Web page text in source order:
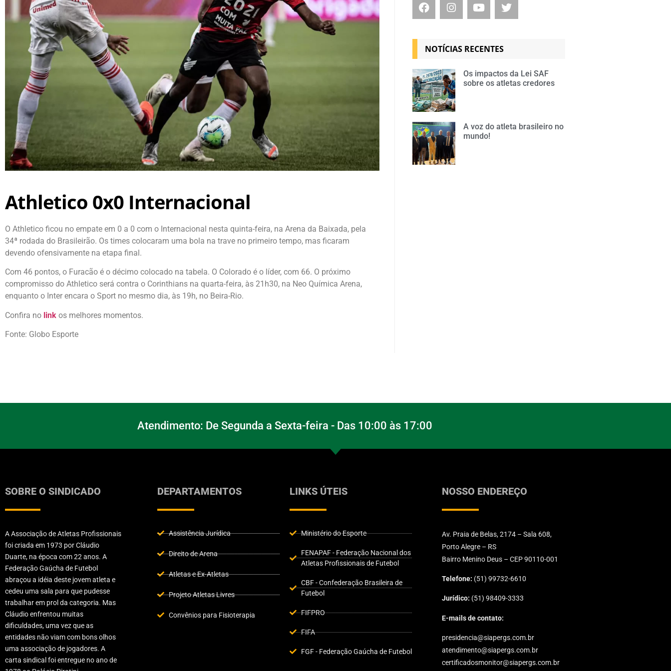
Athletico 0x0 Internacional
O Athletico ficou no empate em 0 a 0 com o Internacional nesta quinta-feira, na Arena da Baixada, pela
34ª rodada do Brasileirão. Os times colocaram uma bola na trave no primeiro tempo, mas ficaram
devendo ofensivamente na etapa final.
Com 46 pontos, o Furacão é o décimo colocado na tabela. O Colorado é o líder, com 66. O próximo
compromisso do Athletico será contra o Corinthians na quarta-feira, às 21h30, na Neo Química Arena,
enquanto o Inter encara o Sport no mesmo dia, às 19h, no Beira-Rio.
Confira no link os melhores momentos.
Fonte: Globo Esporte
NOTÍCIAS RECENTES
Os impactos da Lei SAF
sobre os atletas credores
A voz do atleta brasileiro no
mundo!
Atendimento: De Segunda a Sexta-feira - Das 10:00 às 17:00
SOBRE O SINDICADO
A Associação de Atletas Profissionais
foi criada em 1973 por Cláudio
Duarte, na época com 22 anos. A
Federação Gaúcha de Futebol
abraçou a idéia deste jovem atleta e
cedeu uma sala para que pudesse
trabalhar em prol da categoria. Mas
Cláudio enfrentou muitas
dificuldades, uma vez que as
entidades não viam com bons olhos
uma associação de jogadores. A
carta sindical foi entregue no ano de
DEPARTAMENTOS
Assistência Jurídica
Direito de Arena
Atletas e Ex-Atletas
Projeto Atletas Livres
Convênios para Fisioterapia
LINKS ÚTEIS
Ministério do Esporte
FENAPAF - Federação Nacional dos
Atletas Profissionais de Futebol
CBF - Confederação Brasileira de
Futebol
FIFPRO
FIFA
FGF - Federação Gaúcha de Futebol
NOSSO ENDEREÇO
Av. Praia de Belas, 2174 – Sala 608,
Porto Alegre – RS
Bairro Menino Deus – CEP 90110-001
Telefone: (51) 99732-6610
Jurídico: (51) 98409-3333
E-mails de contato:
presidencia@siapergs.com.br
atendimento@siapergs.com.br
certificadosmonitor@siapergs.com.br